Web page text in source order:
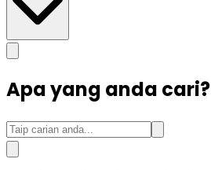
Apa yang anda cari?